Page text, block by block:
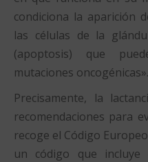
condiciona la aparición
las células de la
(apoptosis) que
mutaciones oncogénicas».
Precisamente, la
recomendaciones para
recoge el Código
un código que incluye